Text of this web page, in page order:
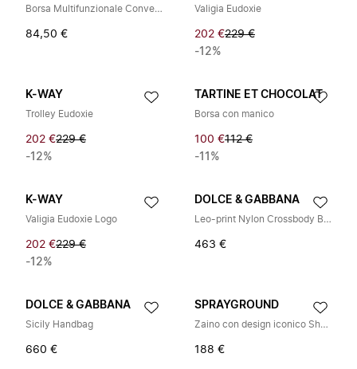
Borsa Multifunzionale Convertibile
84,50 €
Valigia Eudoxie
202 €229 €
-12%
K-WAY
Trolley Eudoxie
202 €229 €
-12%
TARTINE ET CHOCOLAT
Borsa con manico
100 €112 €
-11%
K-WAY
Valigia Eudoxie Logo
202 €229 €
-12%
DOLCE & GABBANA
Leo-print Nylon Crossbody Bag
463 €
DOLCE & GABBANA
Sicily Handbag
660 €
SPRAYGROUND
Zaino con design iconico Shark Mouth
188 €